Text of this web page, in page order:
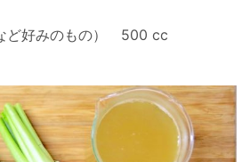
ど好みのもの） 500 cc